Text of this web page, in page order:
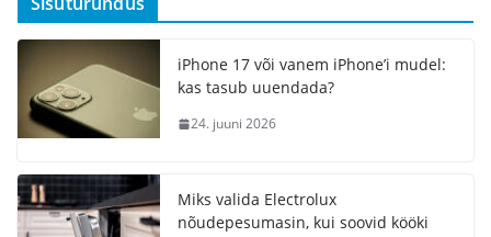
iPhone 17 või vanem iPhone’i mudel:
kas tasub uuendada?
24. juuni 2026
Miks valida Electrolux
nõudepesumasin, kui soovid kööki